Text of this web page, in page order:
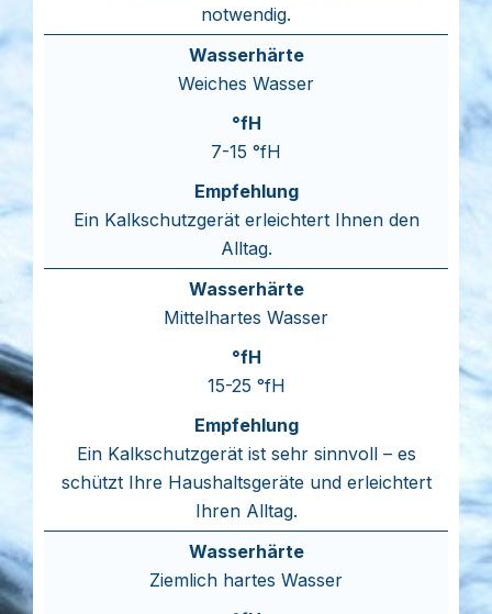
notwendig.
Weiches Wasser
7-15 °fH
Ein Kalkschutzgerät erleichtert Ihnen den
Alltag.
Mittelhartes Wasser
15-25 °fH
Ein Kalkschutzgerät ist sehr sinnvoll – es
schützt Ihre Haushaltsgeräte und erleichtert
Ihren Alltag.
Ziemlich hartes Wasser